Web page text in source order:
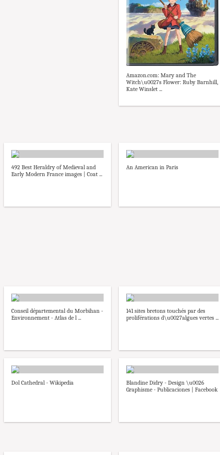
Amazon.com: Mary and The
Witch\u0027s Flower: Ruby Barnhill,
Kate Winslet ...
492 Best Heraldry of Medieval and
Early Modern France images | Coat ...
An American in Paris
Conseil départemental du Morbihan -
Environnement - Atlas de l ...
141 sites bretons touchés par des
proliférations d\u0027algues vertes ...
Dol Cathedral - Wikipedia
Blandine Didry - Design \u0026
Graphisme - Publicaciones | Facebook